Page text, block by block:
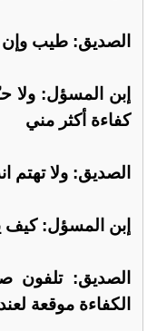
الصديق: طيب وإن
إبن المسؤل: ولا
كفاءة أكثر مني
الصديق: ولا تهتم
إبن المسؤل:
الصديق: تلفون
الكفاءة موقعة